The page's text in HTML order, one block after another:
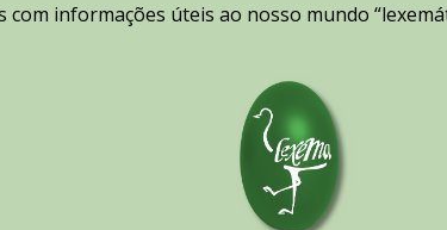
informações úteis ao nosso mundo